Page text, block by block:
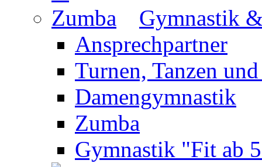
Gymnastik
Ansprechpartner
Turnen, Tanzen
Damengymnastik
Zumba
Gymnastik "Fit ab